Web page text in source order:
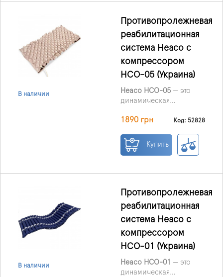
В наличии
Противопролежневая
реабилитационная
система Heaco с
компрессором
HCO-05 (Украина)
Heaco HCO-05 — это
динамическая
медицинская система,
профилактики
пролежней и ухода за
работает по принципу
переменного давления:
воздушные ячейки
поочередно
наполняются и
сдуваются, помогая
уменьшить длительное
давление на ткани и
поддерживать комфорт
1890 грн Код: 52828
Купить
В наличии
Противопролежневая
реабилитационная
система Heaco с
компрессором
HCO-01 (Украина)
Heaco HCO-01 — это
динамическая